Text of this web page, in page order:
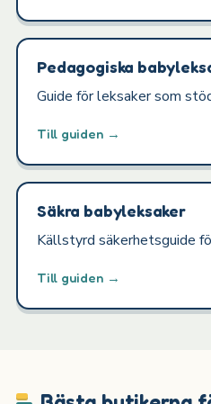
Pedagogiska
Guide för leksaker som
Till guiden →
Säkra babyleksaker
Källstyrd säkerhetsguide
Till guiden →